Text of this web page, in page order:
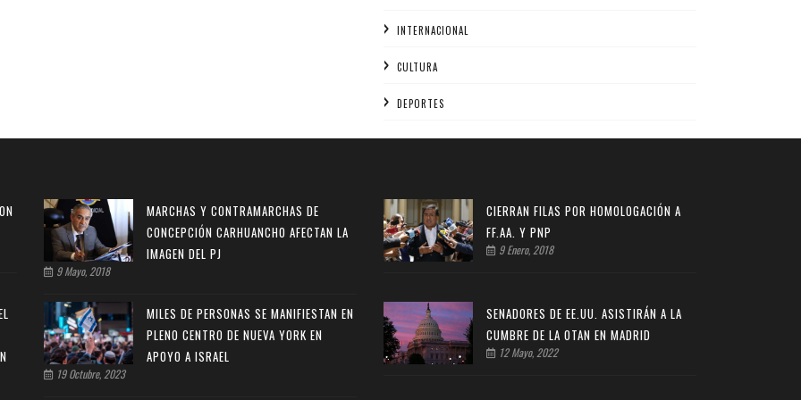
INTERNACIONAL
CULTURA
DEPORTES
MARCHAS Y CONTRAMARCHAS DE
CONCEPCIÓN CARHUANCHO AFECTAN LA
IMAGEN DEL PJ
9 Mayo, 2018
CIERRAN FILAS POR HOMOLOGACIÓN A
FF.AA. Y PNP
9 Enero, 2018
MILES DE PERSONAS SE MANIFIESTAN EN
PLENO CENTRO DE NUEVA YORK EN
APOYO A ISRAEL
19 Octubre, 2023
SENADORES DE EE.UU. ASISTIRÁN A LA
CUMBRE DE LA OTAN EN MADRID
12 Mayo, 2022